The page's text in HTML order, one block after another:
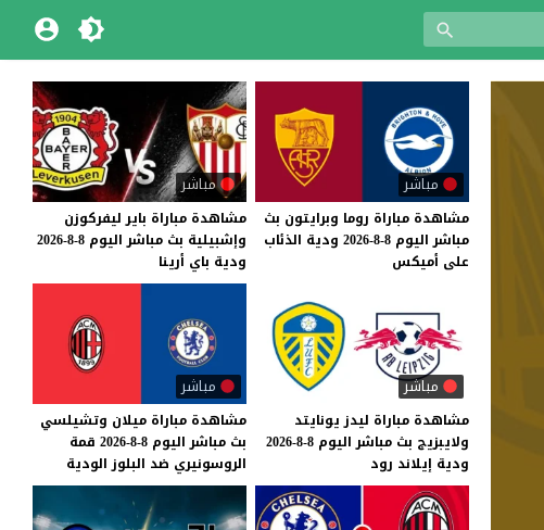
مباشر
مشاهدة مباراة روما وبرايتون بث
مباشر اليوم 8-8-2026 ودية الذئاب
على أميكس
مباشر
مشاهدة مباراة باير ليفركوزن
وإشبيلية بث مباشر اليوم 8-8-2026
ودية باي أرينا
مباشر
مشاهدة مباراة ليدز يونايتد
ولايبزيج بث مباشر اليوم 8-8-2026
ودية إيلاند رود
مباشر
مشاهدة مباراة ميلان وتشيلسي
بث مباشر اليوم 8-8-2026
قمة
الروسونيري ضد البلوز الودية